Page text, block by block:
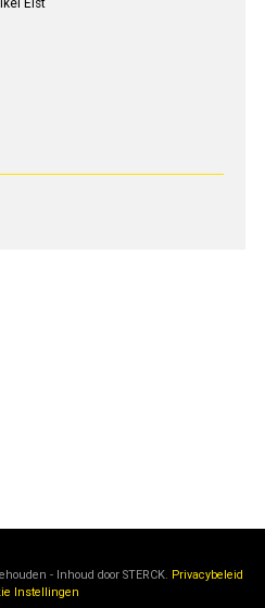
Elst
- Inhoud door STERCK. Privacybeleid
Instellingen